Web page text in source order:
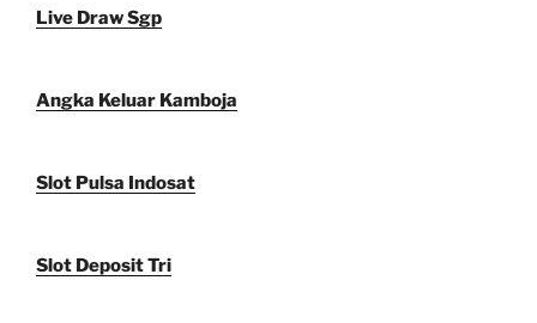
Live Draw Sgp
Angka Keluar Kamboja
Slot Pulsa Indosat
Slot Deposit Tri